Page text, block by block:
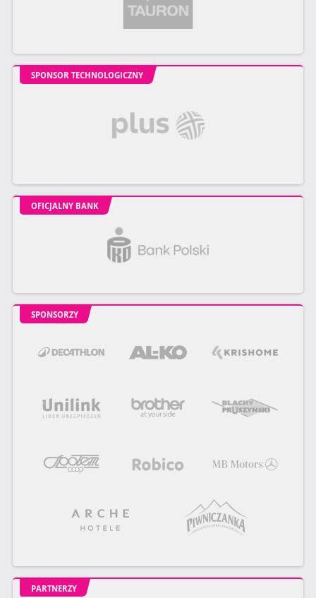
SPONSOR TECHNOLOGICZNY
OFICJALNY BANK
SPONSORZY
PARTNERZY